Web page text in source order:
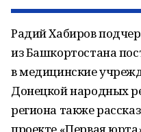
Радий Хабиров
из Башкортостана
в медицинские
Донецкой народных
региона также